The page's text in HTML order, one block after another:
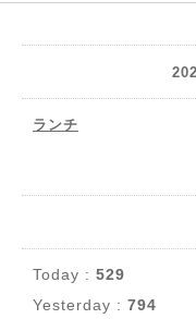
ランチ
Today : 529
Yesterday : 794